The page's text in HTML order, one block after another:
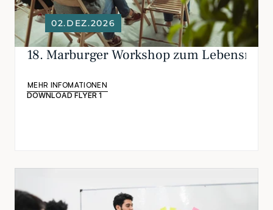
02.DEZ.2026
18. Marburger Workshop zum
MEHR INFOMATIONEN
DOWNLOAD FLYER 1